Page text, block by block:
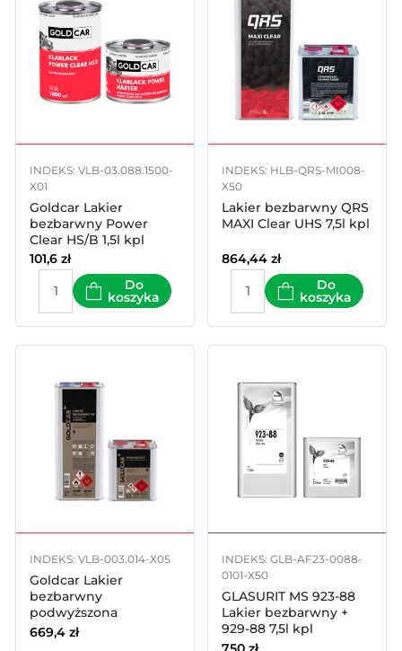
INDEKS: VLB-03.088.1500-
X01
Goldcar Lakier
bezbarwny Power
Clear HS/B 1,5l kpl
101,6 zł
Do
koszyka
INDEKS: HLB-QRS-MI008-
X50
Lakier bezbarwny QRS
MAXI Clear UHS 7,5l kpl
864,44 zł
Do
koszyka
INDEKS: VLB-003.014-X05
Goldcar Lakier
bezbarwny
podwyższona
odporność na
zarysowania 7,5l kpl
669,4 zł
INDEKS: GLB-AF23-0088-
0101-X50
GLASURIT MS 923-88
Lakier bezbarwny +
929-88 7,5l kpl